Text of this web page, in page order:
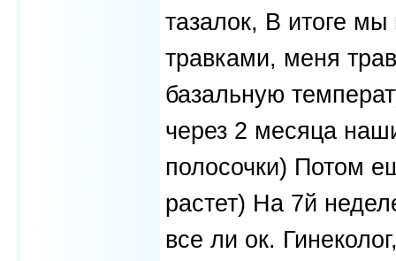
тазалок, В итоге
травками, меня
базальную
через 2 месяца
полосочки) Потом
растет) На 7й
все ли ок.